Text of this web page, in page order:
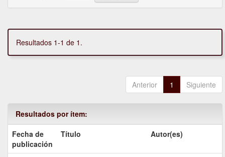
Resultados 1-1 de 1.
Anterior 1 Siguiente
Resultados por ítem:
Fecha de
publicación
Título Autor(es)